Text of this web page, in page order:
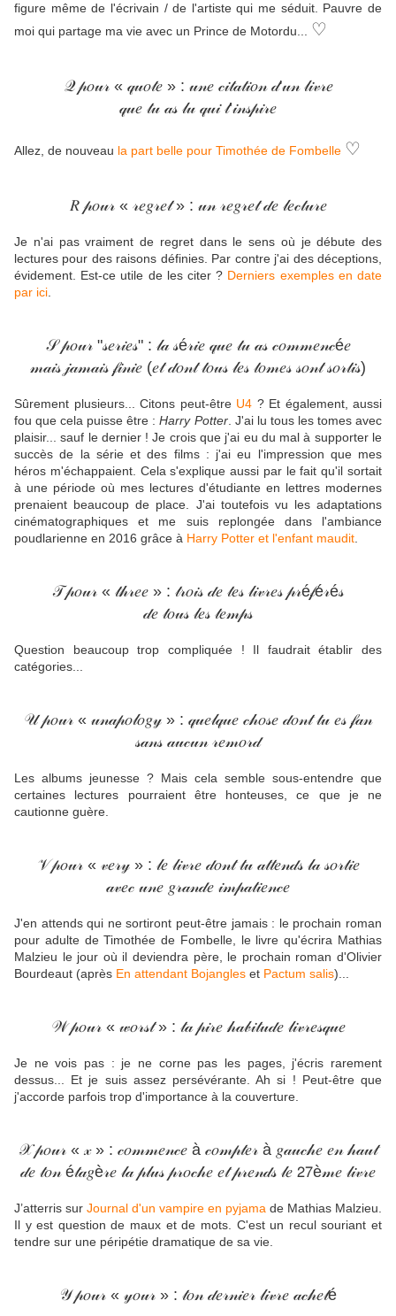
figure même de l'écrivain / de l'artiste qui me séduit. Pauvre de
moi qui partage ma vie avec un Prince de Motordu... ♡
𝒬 𝓅𝑜𝓊𝓇 « 𝓆𝓊𝑜𝓉𝑒 » : 𝓊𝓃𝑒 𝒸𝒾𝓉𝒶𝓉𝒾𝑜𝓃 𝒹'𝓊𝓃 𝓁𝒾𝓋𝓇𝑒
𝓆𝓊𝑒 𝓉𝓊 𝒶𝓈 𝓁𝓊 𝓆𝓊𝒾 𝓉’𝒾𝓃𝓈𝓅𝒾𝓇𝑒
Allez, de nouveau la part belle pour Timothée de Fombelle ♡
𝑅 𝓅𝑜𝓊𝓇 « 𝓇𝑒𝑔𝓇𝑒𝓉 » : 𝓊𝓃 𝓇𝑒𝑔𝓇𝑒𝓉 𝒹𝑒 𝓁𝑒𝒸𝓉𝓊𝓇𝑒
Je n'ai pas vraiment de regret dans le sens où je débute des
lectures pour des raisons définies. Par contre j'ai des déceptions,
évidement. Est-ce utile de les citer ? Derniers exemples en date
par ici
𝒮 𝓅𝑜𝓊𝓇 "𝓈𝑒𝓇𝒾𝑒𝓈" : 𝓁𝒶 𝓈é𝓇𝒾𝑒 𝓆𝓊𝑒 𝓉𝓊 𝒶𝓈 𝒸𝑜𝓂𝓂𝑒𝓃𝒸é𝑒
𝓂𝒶𝒾𝓈 𝒿𝒶𝓂𝒶𝒾𝓈 𝒻𝒾𝓃𝒾𝑒 (𝑒𝓉 𝒹𝑜𝓃𝓉 𝓉𝑜𝓊𝓈 𝓁𝑒𝓈 𝓉𝑜𝓂𝑒𝓈 𝓈𝑜𝓃𝓉 𝓈𝑜𝓇𝓉𝒾𝓈)
Sûrement plusieurs... Citons peut-être U4 ? Et également, aussi
fou que cela puisse être :Harry Potter. J'ai lu tous les tomes avec
plaisir... sauf le dernier ! Je crois que j'ai eu du mal à supporter le
succès de la série et des films : j'ai eu l'impression que mes
héros m'échappaient. Cela s'explique aussi par le fait qu'il sortait
à une période où mes lectures d'étudiante en lettres modernes
prenaient beaucoup de place. J'ai toutefois vu les adaptations
cinématographiques et me suis replongée dans l'ambiance
poudlarienne en 2016 grâce à Harry Potter et l'enfant maudit
𝒯 𝓅𝑜𝓊𝓇 « 𝓉𝒽𝓇𝑒𝑒 » : 𝓉𝓇𝑜𝒾𝓈 𝒹𝑒 𝓉𝑒𝓈 𝓁𝒾𝓋𝓇𝑒𝓈 𝓅𝓇é𝒻é𝓇é𝓈
𝒹𝑒 𝓉𝑜𝓊𝓈 𝓁𝑒𝓈 𝓉𝑒𝓂𝓅𝓈
Question beaucoup trop compliquée ! Il faudrait établir des
catégories...
𝒰 𝓅𝑜𝓊𝓇 « 𝓊𝓃𝒶𝓅𝑜𝓁𝑜𝑔𝓎 » : 𝓆𝓊𝑒𝓁𝓆𝓊𝑒 𝒸𝒽𝑜𝓈𝑒 𝒹𝑜𝓃𝓉 𝓉𝓊 𝑒𝓈 𝒻𝒶𝓃
𝓈𝒶𝓃𝓈 𝒶𝓊𝒸𝓊𝓃 𝓇𝑒𝓂𝑜𝓇𝒹
Les albums jeunesse ? Mais cela semble sous-entendre que
certaines lectures pourraient être honteuses, ce que je ne
cautionne guère.
𝒱 𝓅𝑜𝓊𝓇 « 𝓋𝑒𝓇𝓎 » : 𝓁𝑒 𝓁𝒾𝓋𝓇𝑒 𝒹𝑜𝓃𝓉 𝓉𝓊 𝒶𝓉𝓉𝑒𝓃𝒹𝓈 𝓁𝒶 𝓈𝑜𝓇𝓉𝒾𝑒
𝒶𝓋𝑒𝒸 𝓊𝓃𝑒 𝑔𝓇𝒶𝓃𝒹𝑒 𝒾𝓂𝓅𝒶𝓉𝒾𝑒𝓃𝒸𝑒
J'en attends qui ne sortiront peut-être jamais : le prochain roman
pour adulte de Timothée de Fombelle, le livre qu'écrira Mathias
Malzieu le jour où il deviendra père, le prochain roman d'Olivier
Bourdeaut (après En attendant Bojangles et Pactum salis)...
𝒲 𝓅𝑜𝓊𝓇 « 𝓌𝑜𝓇𝓈𝓉 » : 𝓉𝒶 𝓅𝒾𝓇𝑒 𝒽𝒶𝒷𝒾𝓉𝓊𝒹𝑒 𝓁𝒾𝓋𝓇𝑒𝓈𝓆𝓊𝑒
Je ne vois pas : je ne corne pas les pages, j'écris rarement
dessus... Et je suis assez persévérante. Ah si ! Peut-être que
j'accorde parfois trop d'importance à la couverture.
𝒳 𝓅𝑜𝓊𝓇 « 𝓍 » : 𝒸𝑜𝓂𝓂𝑒𝓃𝒸𝑒 à 𝒸𝑜𝓂𝓅𝓉𝑒𝓇 à 𝑔𝒶𝓊𝒸𝒽𝑒 𝑒𝓃 𝒽𝒶𝓊𝓉
𝒹𝑒 𝓉𝑜𝓃 é𝓉𝒶𝑔è𝓇𝑒 𝓁𝒶 𝓅𝓁𝓊𝓈 𝓅𝓇𝑜𝒸𝒽𝑒 𝑒𝓉 𝓅𝓇𝑒𝓃𝒹𝓈 𝓁𝑒 𝟤𝟩è𝓂𝑒 𝓁𝒾𝓋𝓇𝑒
J’atterris sur Journal d'un vampire en pyjama de Mathias Malzieu.
Il y est question de maux et de mots. C'est un recul souriant et
tendre sur une péripétie dramatique de sa vie.
𝒴 𝓅𝑜𝓊𝓇 « 𝓎𝑜𝓊𝓇 » : 𝓉𝑜𝓃 𝒹𝑒𝓇𝓃𝒾𝑒𝓇 𝓁𝒾𝓋𝓇𝑒 𝒶𝒸𝒽𝑒𝓉é